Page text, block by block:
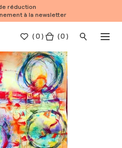
réduction
à la newsletter
(0 ) ( 0 )